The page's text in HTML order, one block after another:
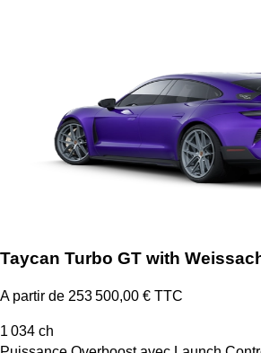
Taycan Turbo GT with
A partir de 253 500,00 € TTC
1 034 ch